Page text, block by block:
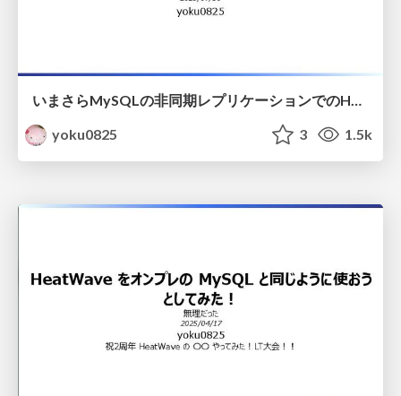
いまさらMySQLの非同期レプリケーションでのHAの難しさについて考える
yoku0825
3 1.5k